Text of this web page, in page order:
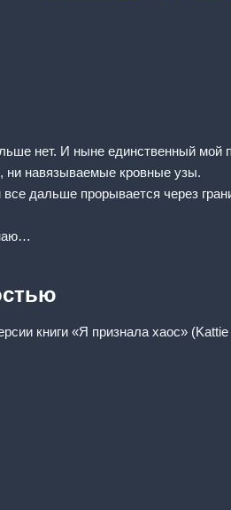
нет. И ныне единственный мой
навязываемые кровные узы.
все дальше прорывается через
книги «Я признала хаос»